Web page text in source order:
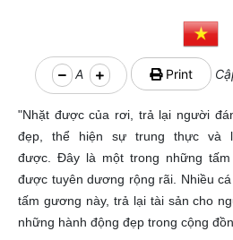
A Print
"Nhặt được của rơi, trả lại người
đẹp, thể hiện sự trung thực và
được. Đây là một trong những
được tuyên dương rộng rãi. Nhiều
tấm gương này, trả lại tài sản cho
những hành động đẹp trong cộng